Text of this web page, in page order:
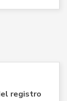
registro